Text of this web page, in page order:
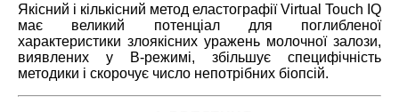
Якісний і кількісний метод еластографії Virtual Touch IQ
має великий потенціал для поглибленої
характеристики злоякісних уражень молочної залози,
виявлених у В-режимі, збільшує специфічність
методики і скорочує число непотрібних біопсій.